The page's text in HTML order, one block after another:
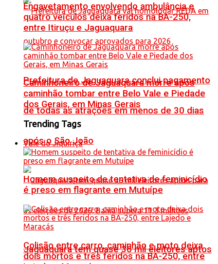
Prefeitura de Jaguaquara conclui pagamento
de todas as atrações em menos de 30 dias
após o São João
Jaguaquara tem quase 36 mil eleitores aptos
Engavetamento envolvendo ambulância e
quatro veículos deixa feridos na BA-250,
entre Itiruçu e Jaguaquara
Caminhoneiro de Jaguaquara morre após
caminhão tombar entre Belo Vale e Piedade
dos Gerais, em Minas Gerais
Trending Tags
Vale do Jiquiriçá
Homem suspeito de tentativa de feminicídio
é preso em flagrante em Mutuípe
Colisão entre carro, caminhão e moto deixa
dois mortos e três feridos na BA-250, entre